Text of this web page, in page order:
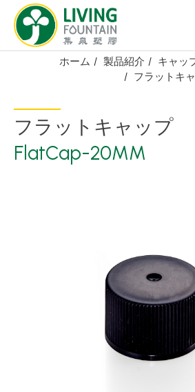
ホーム 製品紹介 キャッ
フラットキ
フラットキャップ
FlatCap-20MM
製品紹介
エアレスボトル/クリーム容器/ソ
ミストスプレー、ミニボトル、ロ